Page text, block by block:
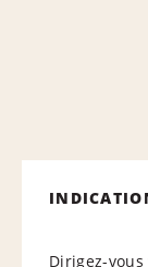
Dirigez-